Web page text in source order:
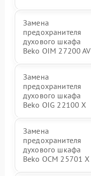
Замена
предохранителя
духового шкафа
Beko OIM 27200 AV
Замена
предохранителя
духового шкафа
Beko OIG 22100 X
Замена
предохранителя
духового шкафа
Beko OCM 25701 X